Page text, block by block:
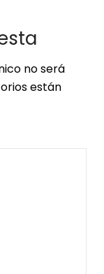
no será
están